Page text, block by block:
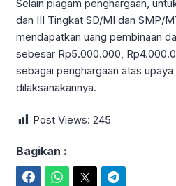
Selain piagam penghargaan,
dan III Tingkat SD/MI dan SMP/
mendapatkan uang pembinaan
sebesar Rp5.000.000,
sebagai penghargaan atas upaya
dilaksanakannya.
Post Views: 245
Bagikan :